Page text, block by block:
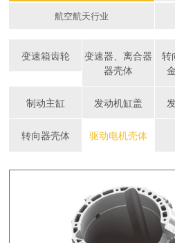
航空航天行业
变速箱齿轮
变速器、离合器
器壳体
转
制动主缸 发动机缸盖
转向器壳体 驱动电机壳体